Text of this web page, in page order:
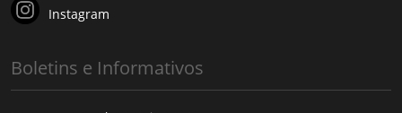
Instagram
Boletins e Informativos